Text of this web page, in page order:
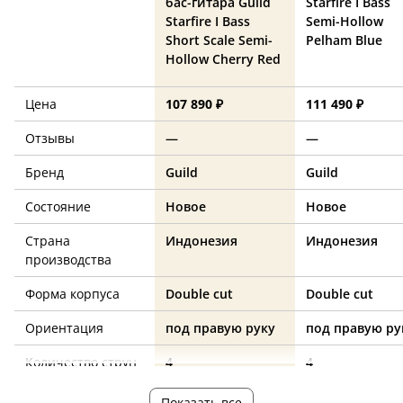
Starfire I Bass
Short Scale Semi-
Hollow Cherry Red
Semi-Hollow
Pelham Blue
Цена 107 890 ₽
111 490 ₽
Отзывы
—
—
Бренд
Guild
Guild
Состояние
Новое
Новое
Страна
производства
Индонезия Индонезия
Форма корпуса Double cut
Double cut
Ориентация
под правую руку
под правую
Количество струн
4
4
21